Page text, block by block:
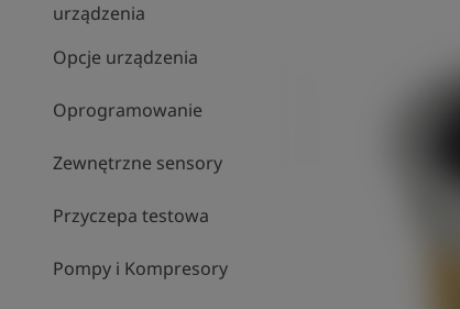
urządzenia
Opcje urządzenia
Oprogramowanie
Zewnętrzne sensory
Przyczepa testowa
Pompy i Kompresory